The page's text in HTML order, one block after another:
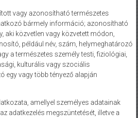
vagy azonosítható természetes
bármely információ; azonosítható
aki közvetlen vagy közvetett módon,
például név, szám, helymeghatározó
a természetes személy testi, fiziológiai,
kulturális vagy szociális
egy vagy több tényező alapján
amellyel személyes adatainak
adatkezelés megszüntetését, illetve a